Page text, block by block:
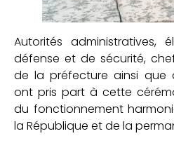
Autorités administratives,
défense et de sécurité,
de la préfecture ainsi que
ont pris part à cette
du fonctionnement
la République et de la